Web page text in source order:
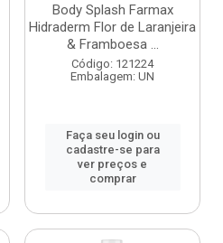
Body Splash Farmax
Hidraderm Flor de Laranjeira
& Framboesa ...
Código: 121224
Embalagem: UN
Faça seu login ou
cadastre-se para
ver preços e
comprar